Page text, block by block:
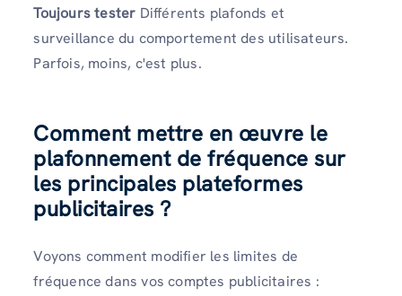
Toujours tester Différents plafonds et
surveillance du comportement des utilisateurs.
Parfois, moins, c'est plus.
Comment mettre en œuvre le
plafonnement de fréquence sur
les principales plateformes
publicitaires ?
Voyons comment modifier les limites de
fréquence dans vos comptes publicitaires :